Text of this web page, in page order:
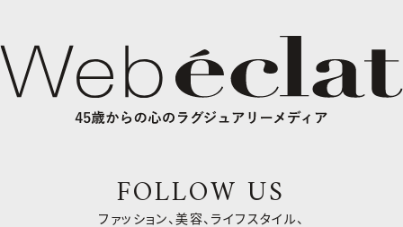
FOLLOW US
ファッション、美容、ライフスタイル、